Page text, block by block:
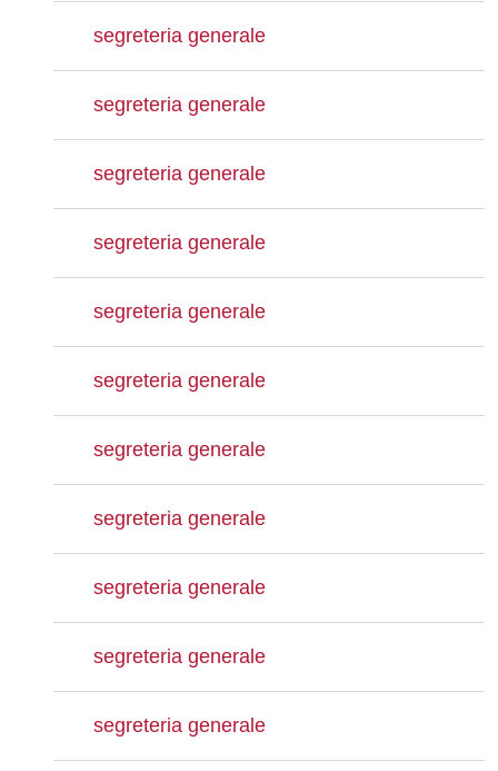
segreteria generale
segreteria generale
segreteria generale
segreteria generale
segreteria generale
segreteria generale
segreteria generale
segreteria generale
segreteria generale
segreteria generale
segreteria generale